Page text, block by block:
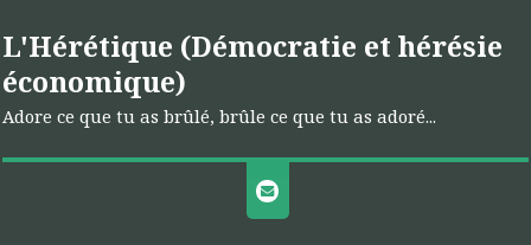
L'Hérétique (Démocratie et hérésie
économique)
Adore ce que tu as brûlé, brûle ce que tu as adoré...